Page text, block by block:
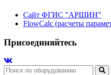
Сайт ФГИС "АРШИН"
FlowCalc (расчеты
Присоединяйтесь